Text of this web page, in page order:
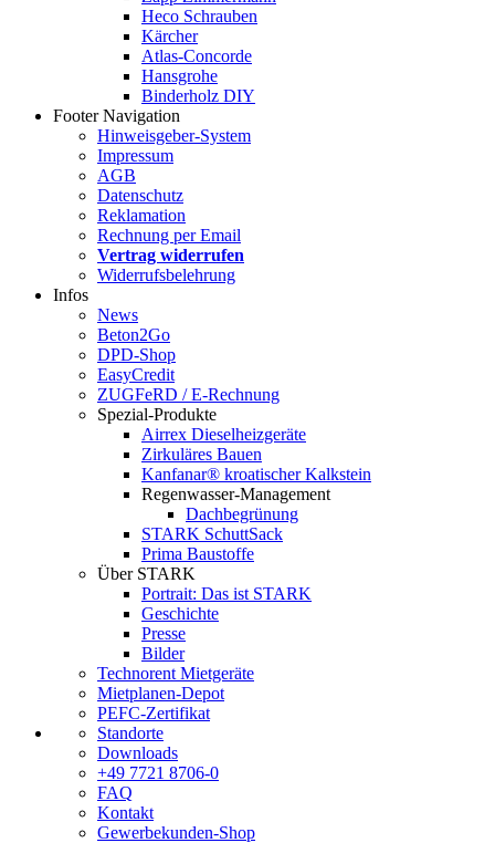
Heco Schrauben
Kärcher
Atlas-Concorde
Hansgrohe
Binderholz DIY
Footer Navigation
Hinweisgeber-System
Impressum
AGB
Datenschutz
Reklamation
Rechnung per Email
Vertrag widerrufen
Widerrufsbelehrung
Infos
News
Beton2Go
DPD-Shop
EasyCredit
ZUGFeRD / E-Rechnung
Spezial-Produkte
Airrex Dieselheizgeräte
Zirkuläres Bauen
Kanfanar® kroatischer Kalkstein
Regenwasser-Management
Dachbegrünung
STARK SchuttSack
Prima Baustoffe
Über STARK
Portrait: Das ist STARK
Geschichte
Presse
Bilder
Technorent Mietgeräte
Mietplanen-Depot
PEFC-Zertifikat
Standorte
Downloads
+49 7721 8706-0
FAQ
Kontakt
Gewerbekunden-Shop